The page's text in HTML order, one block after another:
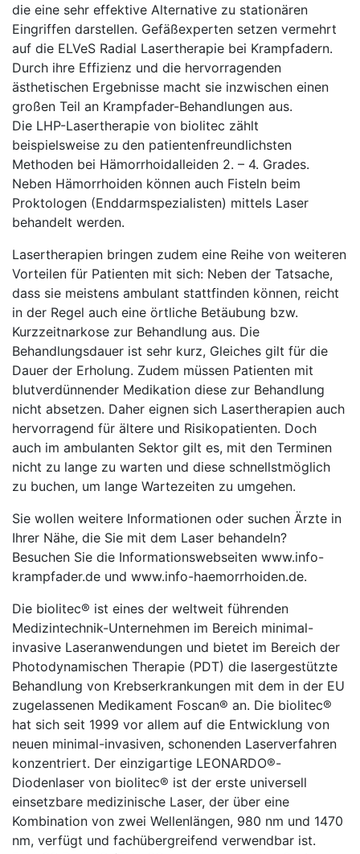
die eine sehr effektive Alternative zu stationären
Eingriffen darstellen. Gefäßexperten setzen vermehrt
auf die ELVeS Radial Lasertherapie bei Krampfadern.
Durch ihre Effizienz und die hervorragenden
ästhetischen Ergebnisse macht sie inzwischen einen
großen Teil an Krampfader-Behandlungen aus.
Die LHP-Lasertherapie von biolitec zählt
beispielsweise zu den patientenfreundlichsten
Methoden bei Hämorrhoidalleiden 2. – 4. Grades.
Neben Hämorrhoiden können auch Fisteln beim
Proktologen (Enddarmspezialisten) mittels Laser
behandelt werden.
Lasertherapien bringen zudem eine Reihe von weiteren
Vorteilen für Patienten mit sich: Neben der Tatsache,
dass sie meistens ambulant stattfinden können, reicht
in der Regel auch eine örtliche Betäubung bzw.
Kurzzeitnarkose zur Behandlung aus. Die
Behandlungsdauer ist sehr kurz, Gleiches gilt für die
Dauer der Erholung. Zudem müssen Patienten mit
blutverdünnender Medikation diese zur Behandlung
nicht absetzen. Daher eignen sich Lasertherapien auch
hervorragend für ältere und Risikopatienten. Doch
auch im ambulanten Sektor gilt es, mit den Terminen
nicht zu lange zu warten und diese schnellstmöglich
zu buchen, um lange Wartezeiten zu umgehen.
Sie wollen weitere Informationen oder suchen Ärzte in
Ihrer Nähe, die Sie mit dem Laser behandeln?
Besuchen Sie die Informationswebseiten www.info-
krampfader.de und www.info-haemorrhoiden.de.
Die biolitec® ist eines der weltweit führenden
Medizintechnik-Unternehmen im Bereich minimal-
invasive Laseranwendungen und bietet im Bereich der
Photodynamischen Therapie (PDT) die lasergestützte
Behandlung von Krebserkrankungen mit dem in der EU
zugelassenen Medikament Foscan® an. Die biolitec®
hat sich seit 1999 vor allem auf die Entwicklung von
neuen minimal-invasiven, schonenden Laserverfahren
konzentriert. Der einzigartige LEONARDO®-
Diodenlaser von biolitec® ist der erste universell
einsetzbare medizinische Laser, der über eine
Kombination von zwei Wellenlängen, 980 nm und 1470
nm, verfügt und fachübergreifend verwendbar ist.